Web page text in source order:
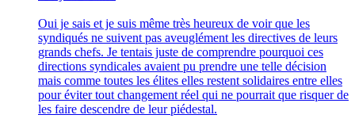
Oui je sais et je suis même très heureux de voir que les
syndiqués ne suivent pas aveuglément les directives de leurs
grands chefs. Je tentais juste de comprendre pourquoi ces
directions syndicales avaient pu prendre une telle décision
mais comme toutes les élites elles restent solidaires entre elles
pour éviter tout changement réel qui ne pourrait que risquer de
les faire descendre de leur piédestal.